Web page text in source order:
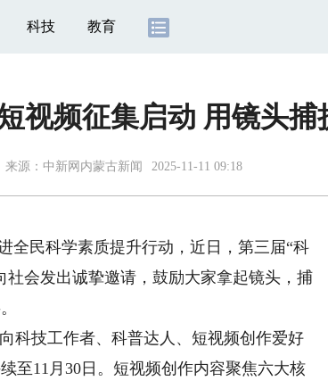
科技 教育
视频征集启动 用镜头
来源： 中新网内蒙古新闻 2025-11-11 09:18
民科学素质提升行动，近日，第三届“科
会发出诚挚邀请，鼓励大家拿起镜头，捕
技工作者、科普达人、短视频创作爱好
至11月30日。短视频创作内容聚焦六大核